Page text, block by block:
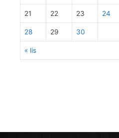
« lis
21 22 23 24
28 29 30